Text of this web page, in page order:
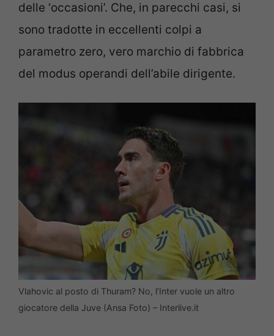
delle ‘occasioni’. Che, in parecchi casi, si
sono tradotte in eccellenti colpi a
parametro zero, vero marchio di fabbrica
del modus operandi dell’abile dirigente.
Vlahovic al posto di Thuram? No, l’Inter vuole un altro
giocatore della Juve (Ansa Foto) – Interlive.it